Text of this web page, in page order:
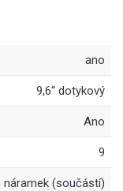
ano
9,6“ dotykový
Ano
9
náramek (součástí)